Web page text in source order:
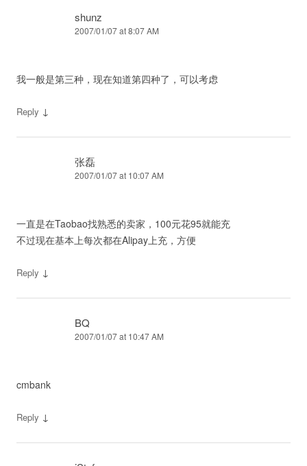
shunz
2007/01/07 at 8:07 AM
我一般是第三种，现在知道第四种了，可以考虑
Reply ↓
张磊
2007/01/07 at 10:07 AM
一直是在Taobao找熟悉的卖家，100元花95就能充
不过现在基本上每次都在Alipay上充，方便
Reply ↓
BQ
2007/01/07 at 10:47 AM
cmbank
Reply ↓